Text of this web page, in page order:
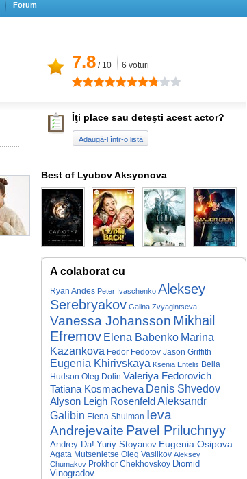
Forum
7.8 / 10 6 voturi
Îţi place sau deteşti acest actor?
Adaugă-l într-o listă!
Best of Lyubov Aksyonova
A colaborat cu
Ryan Andes Peter Ivaschenko Aleksey
Serebryakov Galina Zvyagintseva
Vanessa Johansson Mikhail
Efremov Elena Babenko Marina
Kazankova Fedor Fedotov Jason Griffith
Eugenia Khirivskaya Ksenia Entelis Bella
Hudson Oleg Dolin Valeriya Fedorovich
Tatiana Kosmacheva Denis Shvedov
Alyson Leigh Rosenfeld Aleksandr
Galibin Elena Shulman Ieva
Andrejevaite Pavel Priluchnyy
Andrey Da! Yuriy Stoyanov Eugenia Osipova
Agata Mutsenietse Oleg Vasilkov Aleksey
Chumakov Prokhor Chekhovskoy Diomid
Vinogradov